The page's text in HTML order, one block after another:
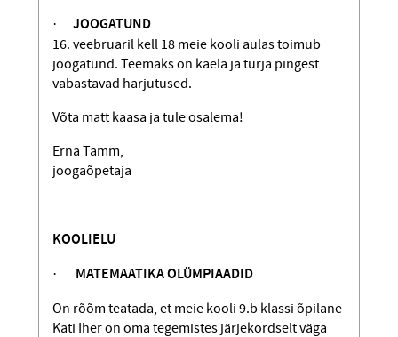
· JOOGATUND
16. veebruaril kell 18 meie kooli aulas toimub
joogatund. Teemaks on kaela ja turja pingest
vabastavad harjutused.
Võta matt kaasa ja tule osalema!
Erna Tamm,
joogaõpetaja
KOOLIELU
· MATEMAATIKA OLÜMPIAADID
On rõõm teatada, et meie kooli 9.b klassi õpilane
Kati Iher on oma tegemistes järjekordselt väga